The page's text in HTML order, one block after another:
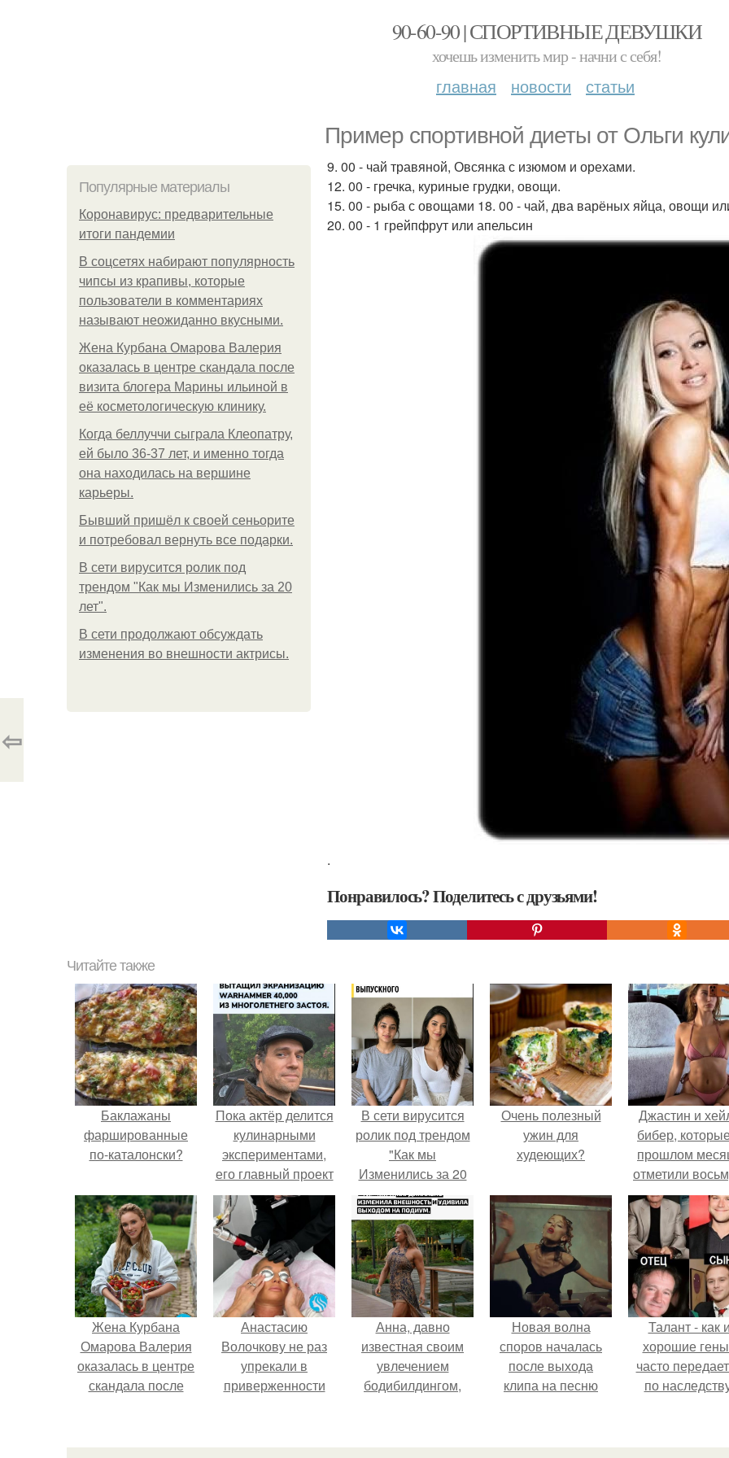
90-60-90 | СПОРТИВНЫЕ ДЕВУШКИ
хочешь изменить мир - начни с себя!
главная новости статьи
Пример спортивной диеты от Ольги
Популярные материалы
Коронавирус: предварительные
итоги пандемии
В соцсетях набирают популярность
чипсы из крапивы, которые
пользователи в комментариях
называют неожиданно вкусными.
Жена Курбана Омарова Валерия
оказалась в центре скандала после
визита блогера Марины ильиной в
её косметологическую клинику.
Когда беллуччи сыграла Клеопатру,
ей было 36-37 лет, и именно тогда
она находилась на вершине
карьеры.
Бывший пришёл к своей сеньорите
и потребовал вернуть все подарки.
В сети вирусится ролик под
трендом "Как мы Изменились за 20
лет".
В сети продолжают обсуждать
изменения во внешности актрисы.
9. 00 - чай травяной, Овсянка с изюмом и орехами.
12. 00 - гречка, куриные грудки, овощи.
15. 00 - рыба с овощами 18. 00 - чай, два варёных яйца, овощи
20. 00 - 1 грейпфрут или апельсин
.
Понравилось? Поделитесь с друзьями!
⇦
Читайте также
Баклажаны
фаршированные
по-каталонски?
Пока актёр делится
кулинарными
экспериментами,
его главный проект
сделал серьёзный
шаг вперёд.
В сети вирусится
ролик под трендом
"Как мы
Изменились за 20
лет".
Очень полезный
ужин для
худеющих?
Джастин и
бибер,
прошлом
отметили
годовщину
помолвки,
новые фото
совместного
отдыха.
Жена Курбана
Омарова Валерия
оказалась в центре
скандала после
её
Анастасию
Волочкову не раз
упрекали в
приверженности
Анна, давно
известная своим
увлечением
бодибилдингом,
в роли модели.
Новая волна
споров началась
после выхода
клипа на песню
Талант - как
хорошие
часто
по